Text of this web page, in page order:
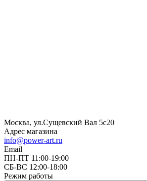
Москва, ул.Сущевский Вал 5с20
Адрес магазина
info@power-art.ru
Email
ПН-ПТ 11:00-19:00
СБ-ВС 12:00-18:00
Режим работы